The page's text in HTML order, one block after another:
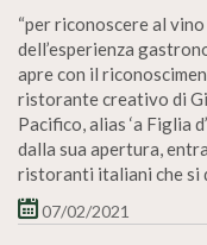
“per riconoscere al
dell’esperienza
apre con il
ristorante creativo di
Pacifico, alias ‘a Figlia
dalla sua apertura,
ristoranti italiani che si
07/02/2021